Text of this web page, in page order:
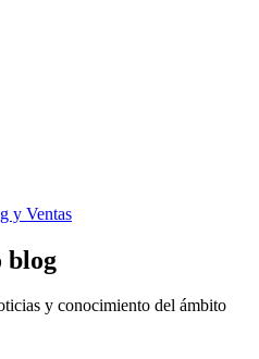
y Ventas
blog
y conocimiento del ámbito